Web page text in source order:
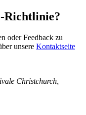
Richtlinie?
oder Feedback zu
unsere Kontaktseite
Christchurch,